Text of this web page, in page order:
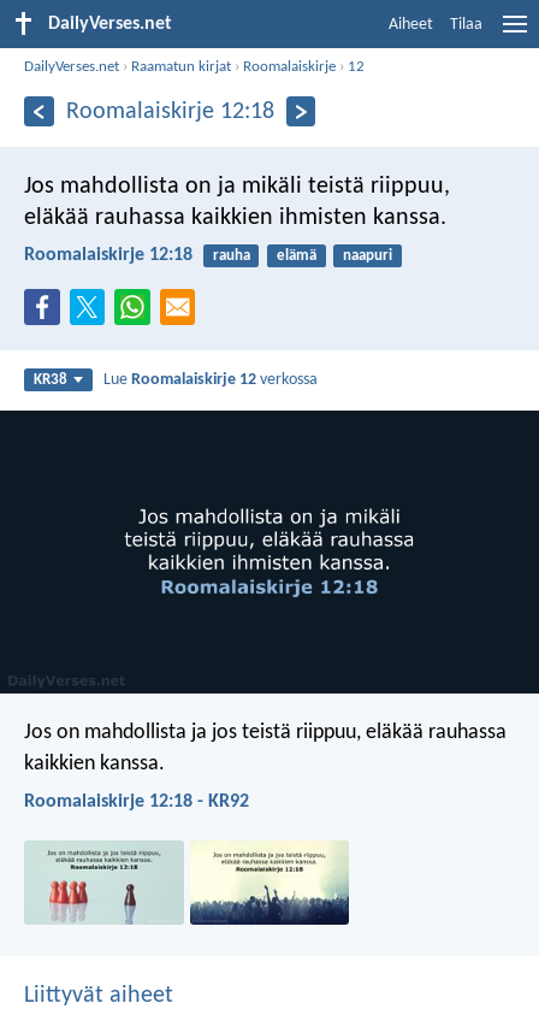
DailyVerses.net Aiheet Tilaa
DailyVerses.net › Raamatun kirjat › Roomalaiskirje › 12
Roomalaiskirje 12:18
Jos mahdollista on ja mikäli teistä riippuu,
eläkää rauhassa kaikkien ihmisten kanssa.
Roomalaiskirje 12:18 rauha elämä naapuri
KR38 LueRoomalaiskirje 12 verkossa
Jos on mahdollista ja jos teistä riippuu, eläkää rauhassa
kaikkien kanssa.
Roomalaiskirje 12:18 - KR92
Liittyvät aiheet